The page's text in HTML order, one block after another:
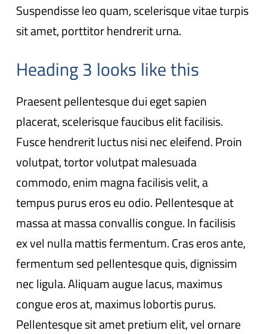
Suspendisse leo quam, scelerisque vitae turpis
sit amet, porttitor hendrerit urna.
Heading 3 looks like this
Praesent pellentesque dui eget sapien
placerat, scelerisque faucibus elit facilisis.
Fusce hendrerit luctus nisi nec eleifend. Proin
volutpat, tortor volutpat malesuada
commodo, enim magna facilisis velit, a
tempus purus eros eu odio. Pellentesque at
massa at massa convallis congue. In facilisis
ex vel nulla mattis fermentum. Cras eros ante,
fermentum sed pellentesque quis, dignissim
nec ligula. Aliquam augue lacus, maximus
congue eros at, maximus lobortis purus.
Pellentesque sit amet pretium elit, vel ornare